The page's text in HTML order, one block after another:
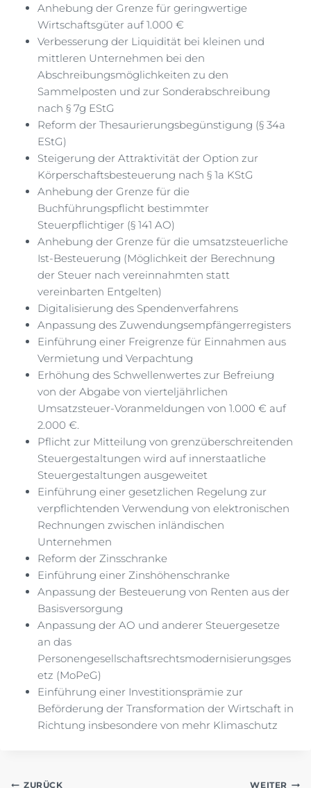
Anhebung der Grenze für geringwertige
Wirtschaftsgüter auf 1.000 €
Verbesserung der Liquidität bei kleinen und
mittleren Unternehmen bei den
Abschreibungsmöglichkeiten zu den
Sammelposten und zur Sonderabschreibung
nach § 7g EStG
Reform der Thesaurierungsbegünstigung (§ 34a
EStG)
Steigerung der Attraktivität der Option zur
Körperschaftsbesteuerung nach § 1a KStG
Anhebung der Grenze für die
Buchführungspflicht bestimmter
Steuerpflichtiger (§ 141 AO)
Anhebung der Grenze für die umsatzsteuerliche
Ist-Besteuerung (Möglichkeit der Berechnung
der Steuer nach vereinnahmten statt
vereinbarten Entgelten)
Digitalisierung des Spendenverfahrens
Anpassung des Zuwendungsempfängerregisters
Einführung einer Freigrenze für Einnahmen aus
Vermietung und Verpachtung
Erhöhung des Schwellenwertes zur Befreiung
von der Abgabe von vierteljährlichen
Umsatzsteuer-Voranmeldungen von 1.000 € auf
2.000 €.
Pflicht zur Mitteilung von grenzüberschreitenden
Steuergestaltungen wird auf innerstaatliche
Steuergestaltungen ausgeweitet
Einführung einer gesetzlichen Regelung zur
verpflichtenden Verwendung von elektronischen
Rechnungen zwischen inländischen
Unternehmen
Reform der Zinsschranke
Einführung einer Zinshöhenschranke
Anpassung der Besteuerung von Renten aus der
Basisversorgung
Anpassung der AO und anderer Steuergesetze
an das
Personengesellschaftsrechtsmodernisierungsges
etz (MoPeG)
Einführung einer Investitionsprämie zur
Beförderung der Transformation der Wirtschaft in
Richtung insbesondere von mehr Klimaschutz
ZURÜCK WEITER